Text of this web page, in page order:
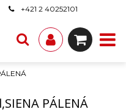
+421 2 40252101
PÁLENÁ